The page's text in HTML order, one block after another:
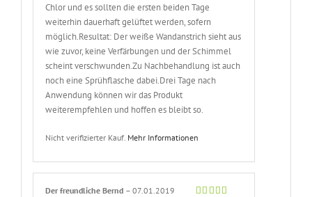
Chlor und es sollten die ersten beiden Tage
weiterhin dauerhaft gelüftet werden, sofern
möglich.Resultat: Der weiße Wandanstrich sieht aus
wie zuvor, keine Verfärbungen und der Schimmel
scheint verschwunden.Zu Nachbehandlung ist auch
noch eine Sprühflasche dabei.Drei Tage nach
Anwendung können wir das Produkt
weiterempfehlen und hoffen es bleibt so.
Nicht verifizierter Kauf. Mehr Informationen
Der freundliche Bernd – 07.01.2019